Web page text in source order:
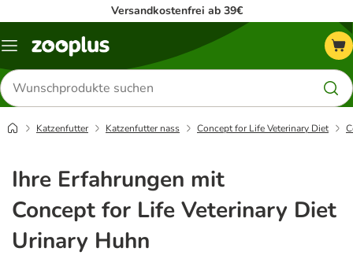
Versandkostenfrei ab 39€
Menü
Produkte
suchen
Katzenfutter Katzenfutter nass Concept for Life Veterinary Diet
Ihre Erfahrungen mit
Concept for Life Veterinary Diet
Urinary Huhn